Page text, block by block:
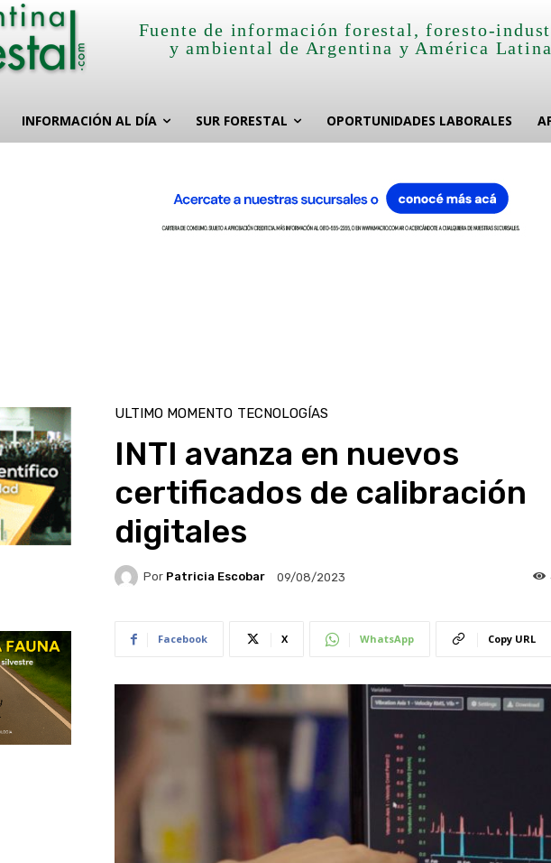
Fuente de información forestal, foresto-
y ambiental de Argentina y América
INFORMACIÓN AL DÍA SUR FORESTAL OPORTUNIDADES LABORALES
ULTIMO MOMENTO TECNOLOGÍAS
INTI avanza en nuevos
certificados de calibración
digitales
Por Patricia Escobar 09/08/2023
Facebook X WhatsApp Copy URL